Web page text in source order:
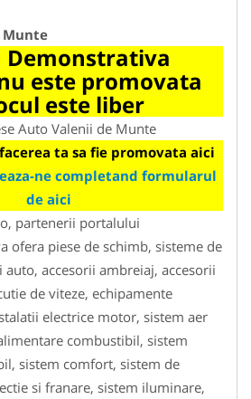
Munte
Demonstrativa
este promovata
este liber
Auto Valenii de Munte
ta sa fie promovata aici
ne completand formularul
de aici
partenerii portalului
ofera piese de schimb, sisteme de
accesorii ambreiaj, accesorii
de viteze, echipamente
electrice motor, sistem aer
combustibil, sistem
sistem comfort, sistem de
si franare, sistem iluminare,